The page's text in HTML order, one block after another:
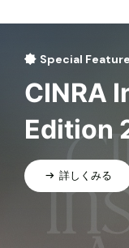
Special Feature
CINRA
Edition
詳しくみる